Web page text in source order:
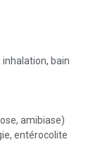
bain
amibiase)
entérocolite